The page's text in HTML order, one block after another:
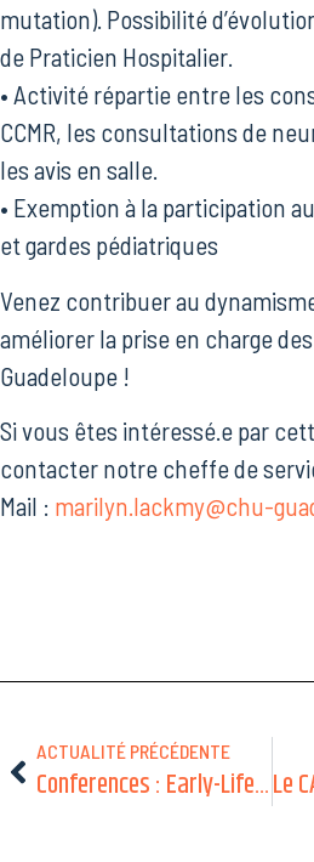
mutation). Possibilité
de Praticien Hospitalier.
• Activité répartie entre les
CCMR, les consultations de
les avis en salle.
• Exemption à la participation
et gardes pédiatriques
Venez contribuer au
améliorer la prise en charge
Guadeloupe !
Si vous êtes intéressé.e par
contacter notre cheffe de
Mail : marilyn.lackmy@chu-
ACTUALITÉ PRÉCÉDENTE
Conferences : Early-Life Adversity and Resilience: Multi-Disciplinary Perspectives in a Rapidly Changing World – Tours, 3-5 septembre 2024